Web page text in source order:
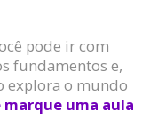
pode ir com
fundamentos e,
explora o mundo
uma aula